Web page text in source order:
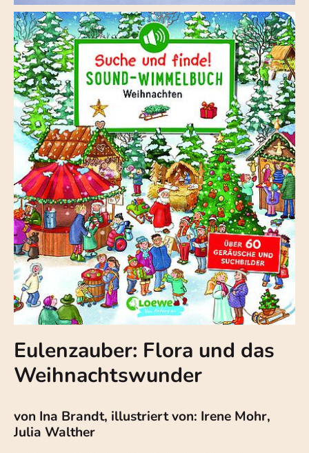
Eulenzauber: Flora und das
Weihnachtswunder
von Ina Brandt, illustriert von: Irene Mohr,
Julia Walther